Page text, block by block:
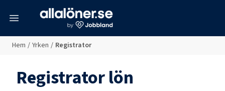
Hem / Yrken / Registrator
Registratorlön